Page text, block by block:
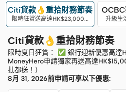
Citi貸款👌重拾財務節奏
限時狂賞送高達HK$23,000獎賞 升級生
Citi貸款👌重拾財務節奏
限時夏日狂賞： ✅ 銀行迎新優惠高
MoneyHero申請獨家再送高達
批都送！）
8月 31, 2026前申請可享以下優惠: